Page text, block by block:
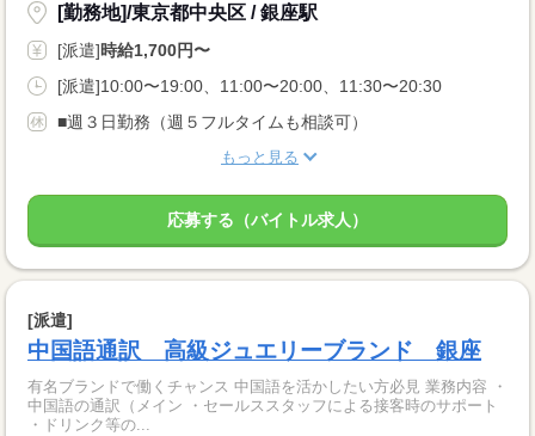
[勤務地]/東京都中央区 / 銀座駅
[派遣]時給1,700円〜
[派遣]10:00〜19:00、11:00〜20:00、11:30〜20:30
■週３日勤務（週５フルタイムも相談可）
もっと見る
応募する（バイトル求人）
[派遣]
中国語通訳 高級ジュエリーブランド 銀座
有名ブランドで働くチャンス 中国語を活かしたい方必見 業務内容 ・
中国語の通訳（メイン ・セールススタッフによる接客時のサポート
・ドリンク等の...